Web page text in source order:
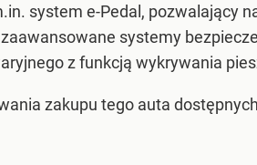
system e-Pedal, pozwalający
systemy
z funkcją wykrywania
zakupu tego auta